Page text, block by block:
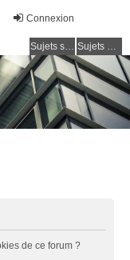
Connexion
Sujets sans réponse Sujets actifs
de ce forum ?